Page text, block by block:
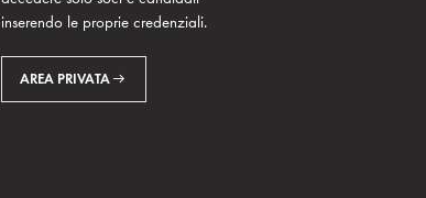
inserendo le proprie credenziali.
AREA PRIVATA